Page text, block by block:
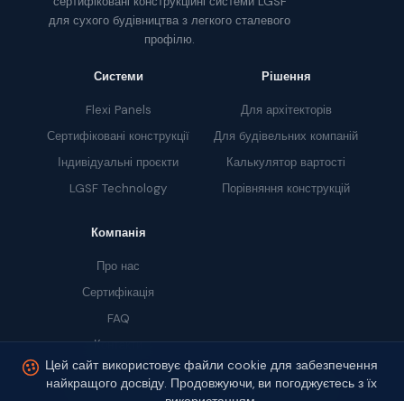
для сухого будівництва з легкого сталевого
профілю.
Системи
Flexi Panels
Сертифіковані конструкції
Індивідуальні проєкти
LGSF Technology
Рішення
Для архітекторів
Для будівельних компаній
Калькулятор вартості
Порівняння конструкцій
Компанія
Про нас
Сертифікація
FAQ
Контакти
© 2026 Skymax Living s.r.o. · ID: 19475195 · Ostrava
Цей сайт використовує файли cookie для забезпечення
найкращого досвіду. Продовжуючи, ви погоджуєтесь з їх